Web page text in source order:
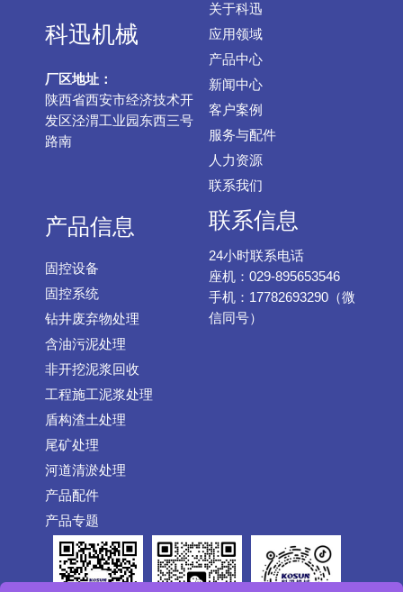
科迅机械
厂区地址：
陕西省西安市经济技术开
发区泾渭工业园东西三号
路南
关于科迅
应用领域
产品中心
新闻中心
客户案例
服务与配件
人力资源
联系我们
产品信息
固控设备
固控系统
钻井废弃物处理
含油污泥处理
非开挖泥浆回收
工程施工泥浆处理
盾构渣土处理
尾矿处理
河道清淤处理
产品配件
产品专题
联系信息
24小时联系电话
座机：029-895653546
手机：17782693290（微
信同号）